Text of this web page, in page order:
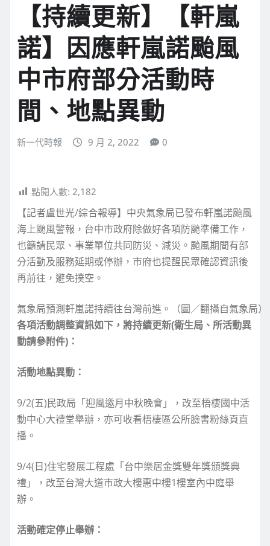
【持續更新】【軒嵐
諾】因應軒嵐諾颱風
中市府部分活動時
間、地點異動
新一代時報 9 月 2, 2022 0
點閱人數: 2,182
【記者盧世光/綜合報導】中央氣象局已發布軒嵐諾颱風
海上颱風警報，台中市政府除做好各項防颱準備工作，
也籲請民眾、事業單位共同防災、減災。颱風期間有部
分活動及服務延期或停辦，市府也提醒民眾確認資訊後
再前往，避免撲空。
氣象局預測軒嵐諾持續往台灣前進。（圖／翻攝自氣象局）
各項活動調整資訊如下，將持續更新(衛生局、所活動異
動請參附件)：
活動地點異動：
9/2(五)民政局「迎風邀月中秋晚會」，改至梧棲國中活
動中心大禮堂舉辦，亦可收看梧棲區公所臉書粉絲頁直
播。
9/4(日)住宅發展工程處「台中樂居金獎雙年獎頒獎典
禮」，改至台灣大道市政大樓惠中樓1樓室內中庭舉
辦。
活動確定停止舉辦：